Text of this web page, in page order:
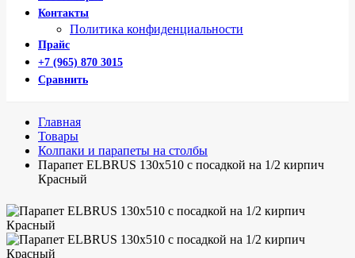
Контакты
Политика конфиденциальности
Прайс
+7 (965) 870 3015
Сравнить
Главная
Товары
Колпаки и парапеты на столбы
Парапет ELBRUS 130х510 с посадкой на 1/2 кирпич
Красный